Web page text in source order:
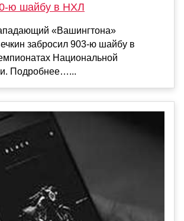
шайбу в НХЛ
«Вашингтона»
забросил 903‑ю шайбу в
Национальной
Подробнее…...